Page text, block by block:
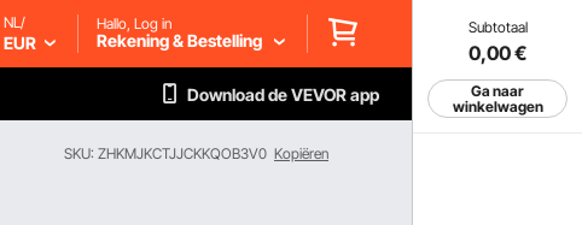
Subtotaal
0,00€
Ga naar
winkelwagen
NL/
EUR
Hallo, Log in
Rekening & Bestelling
Download de VEVOR app
SKU: ZHKMJKCTJJCKKQOB3V0 Kopiëren